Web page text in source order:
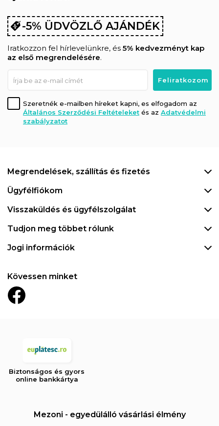
-5% ÜDVÖZLŐ AJÁNDÉK
Iratkozzon fel hírlevelünkre, és 5% kedvezményt kap
az első megrendelésére.
Szeretnék e-mailben híreket kapni, es elfogadom az
Általános Szerződési Feltételeket és az Adatvédelmi
szabályzatot
Megrendelések, szállítás és fizetés
Ügyfélfiókom
Visszaküldés és ügyfélszolgálat
Tudjon meg többet rólunk
Jogi információk
Kövessen minket
Biztonságos és gyors
online bankkártya
Mezoni - egyedülálló vásárlási élmény